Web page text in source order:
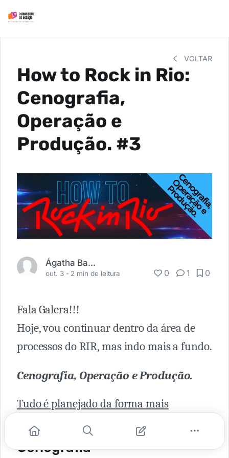
VOLTAR
How to Rock in Rio:
Cenografia,
Operação e
Produção. #3
Ágatha Barros
out. 3 - 2 min de leitura 0 1 0
Fala Galera!!!
Hoje, vou continuar dentro da área de
processos do RIR, mas indo mais a fundo.
Cenografia, Operação e Produção.
Tudo é planejado da forma mais
organizada possível.
Cenografia